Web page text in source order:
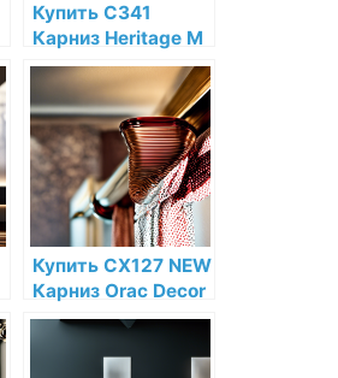
Купить C341
Карниз Heritage M
Orac Decor
Полиуретан по
низкой цене в
интернет-
магазине
Купить CX127 NEW
Карниз Orac Decor
Дюрополимер по
интернет-